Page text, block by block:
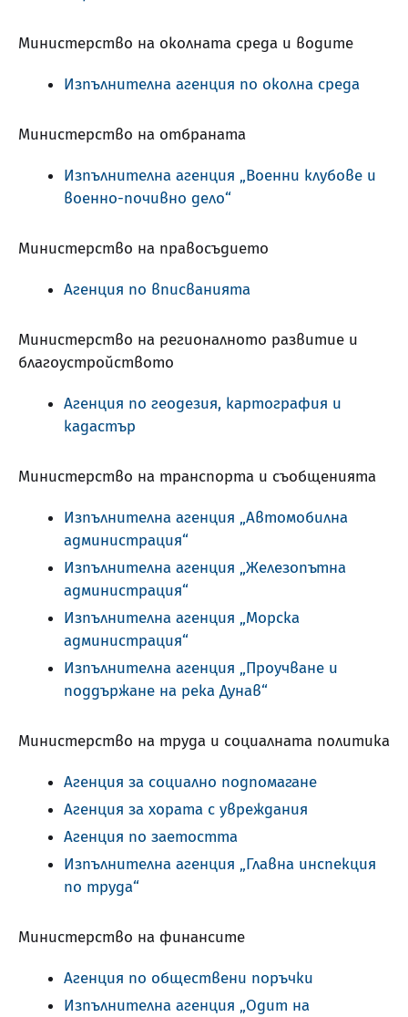
Министерство на околната среда и водите
Изпълнителна агенция по околна среда
Министерство на отбраната
Изпълнителна агенция „Военни клубове и
военно-почивно дело“
Министерство на правосъдието
Агенция по вписванията
Министерство на регионалното развитие и
благоустройството
Агенция по геодезия, картография и
кадастър
Министерство на транспорта и съобщенията
Изпълнителна агенция „Автомобилна
администрация“
Изпълнителна агенция „Железопътна
администрация“
Изпълнителна агенция „Морска
администрация“
Изпълнителна агенция „Проучване и
поддържане на река Дунав“
Министерство на труда и социалната политика
Агенция за социално подпомагане
Агенция за хората с увреждания
Агенция по заетостта
Изпълнителна агенция „Главна инспекция
по труда“
Министерство на финансите
Агенция по обществени поръчки
Изпълнителна агенция „Одит на